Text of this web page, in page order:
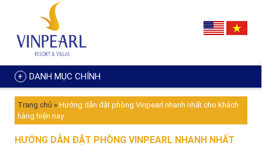
DANH MỤC CHÍNH
Trang chủ » Hướng dẫn đặt phòng Vinpearl nhanh nhất cho khách
hàng hiện nay
HƯỚNG DẪN ĐẶT PHÒNG VINPEARL NHANH NHẤT